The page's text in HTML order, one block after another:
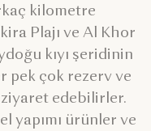
kilometre
Plajı ve Al Khor
kıyı şeridinin
pek çok rezerv ve
edebilirler.
yapımı ürünler ve